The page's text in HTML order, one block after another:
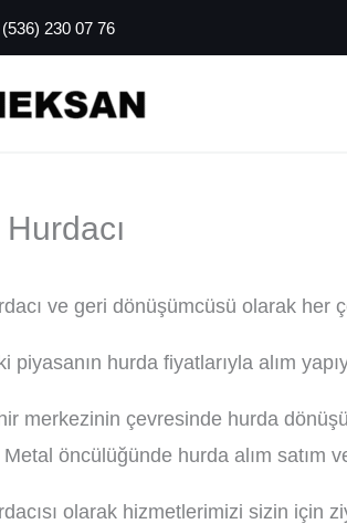
230 07 76
ve geri dönüşümcüsü olarak her
piyasanın hurda fiyatlarıyla alım
merkezinin çevresinde hurda
öncülüğünde hurda alım satım
olarak hizmetlerimizi sizin için